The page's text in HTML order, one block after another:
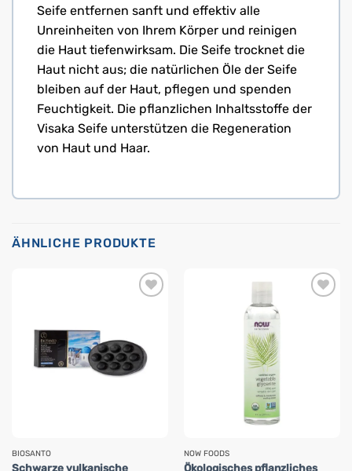
Seife entfernen sanft und effektiv alle
Unreinheiten von Ihrem Körper und reinigen
die Haut tiefenwirksam. Die Seife trocknet die
Haut nicht aus; die natürlichen Öle der Seife
bleiben auf der Haut, pflegen und spenden
Feuchtigkeit. Die pflanzlichen Inhaltsstoffe der
Visaka Seife unterstützen die Regeneration
von Haut und Haar.
ÄHNLICHE PRODUKTE
BIOSANTO
Schwarze vulkanische
NOW FOODS
Ökologisches pflanzliches